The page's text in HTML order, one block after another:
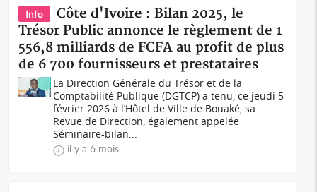
Info
Côte d'Ivoire : Bilan 2025, le
Trésor Public annonce le règlement de 1
556,8 milliards de FCFA au profit de plus
de 6 700 fournisseurs et prestataires
La Direction Générale du Trésor et de la
Comptabilité Publique (DGTCP) a tenu, ce jeudi 5
février 2026 à l’Hôtel de Ville de Bouaké, sa
Revue de Direction, également appelée
Séminaire-bilan...
il y a 6 mois